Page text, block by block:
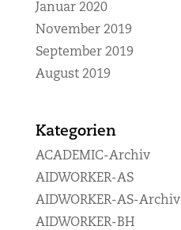
Januar 2020
November 2019
September 2019
August 2019
Kategorien
ACADEMIC-Archiv
AIDWORKER-AS
AIDWORKER-AS-Archiv
AIDWORKER-BH